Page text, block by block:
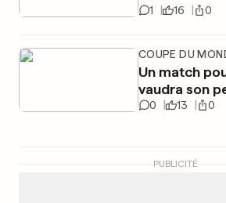
1 16 0
COUPE DU
Un match
vaudra son
0 13 0
PUBLICITÉ